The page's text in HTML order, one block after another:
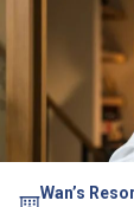
ご利用の
よくある
ホテル
Wan’s